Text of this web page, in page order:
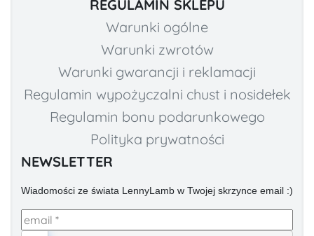
REGULAMIN SKLEPU
Warunki ogólne
Warunki zwrotów
Warunki gwarancji i reklamacji
Regulamin wypożyczalni chust i nosidełek
Regulamin bonu podarunkowego
Polityka prywatności
NEWSLETTER
Wiadomości ze świata LennyLamb w Twojej skrzynce email :)